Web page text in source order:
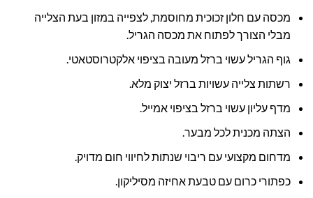
מכסה עם חלון זכוכית מחוסמת, לצפייה במזון בעת הצלייה
מבלי הצורך לפתוח את מכסה הגריל.
גוף הגריל עשוי ברזל מעובה בציפוי אלקטרוסטאטי.
רשתות צלייה עשויות ברזל יצוק מלא.
מדף עליון עשוי ברזל בציפוי אמייל.
הצתה מכנית לכל מבער.
מדחום מקצועי עם ריבוי שנתות לחיווי חום מדויק.
כפתורי כרום עם טבעת אחיזה מסיליקון.